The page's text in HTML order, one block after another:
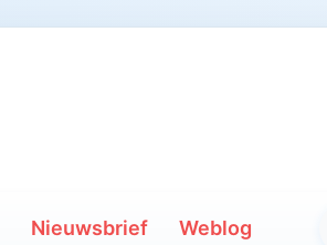
Nieuwsbrief Weblog